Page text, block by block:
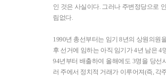
인 것은 사실이다. 그러나 주변정당으로
림없다.
1990년 총선부터는 임기 8년의 상원의원
후 선거에 임하는 아직 임기가 4년 남은
94년부터 배출하여 올해에도 3명을 당선
러 주에서 정치적 거래가 이루어져(즉, 각